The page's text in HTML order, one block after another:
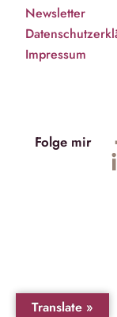
Newsletter
Impressum
Folge mir
Translate »